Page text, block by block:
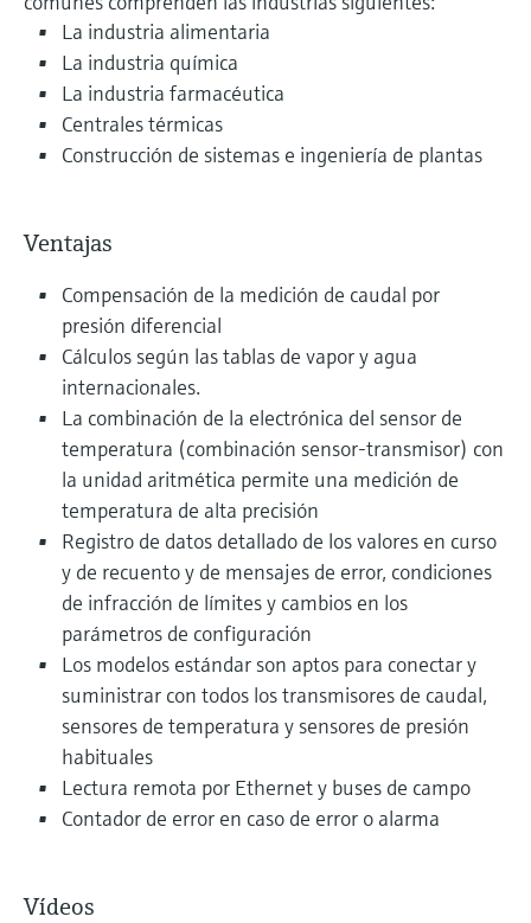
La industria alimentaria
La industria química
La industria farmacéutica
Centrales térmicas
Construcción de sistemas e ingeniería de plantas
Ventajas
Compensación de la medición de caudal por
presión diferencial
Cálculos según las tablas de vapor y agua
internacionales.
La combinación de la electrónica del sensor de
temperatura (combinación sensor-transmisor) con
la unidad aritmética permite una medición de
temperatura de alta precisión
Registro de datos detallado de los valores en curso
y de recuento y de mensajes de error, condiciones
de infracción de límites y cambios en los
parámetros de configuración
Los modelos estándar son aptos para conectar y
suministrar con todos los transmisores de caudal,
sensores de temperatura y sensores de presión
habituales
Lectura remota por Ethernet y buses de campo
Contador de error en caso de error o alarma
Vídeos